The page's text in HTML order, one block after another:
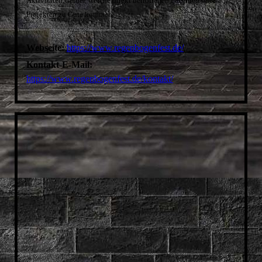
WIRTSCHAFTSWEIBER
FRIEDA
LESBISCH-SCHWULE GESCHICHTSWERKSTATT
MONNEM PRIDE
Projekten zu Gute kommen.
Webseite:https://www.regenbogenfest.de/
Kontakt-E-Mail:
https://www.regenbogenfest.de/kontakt/